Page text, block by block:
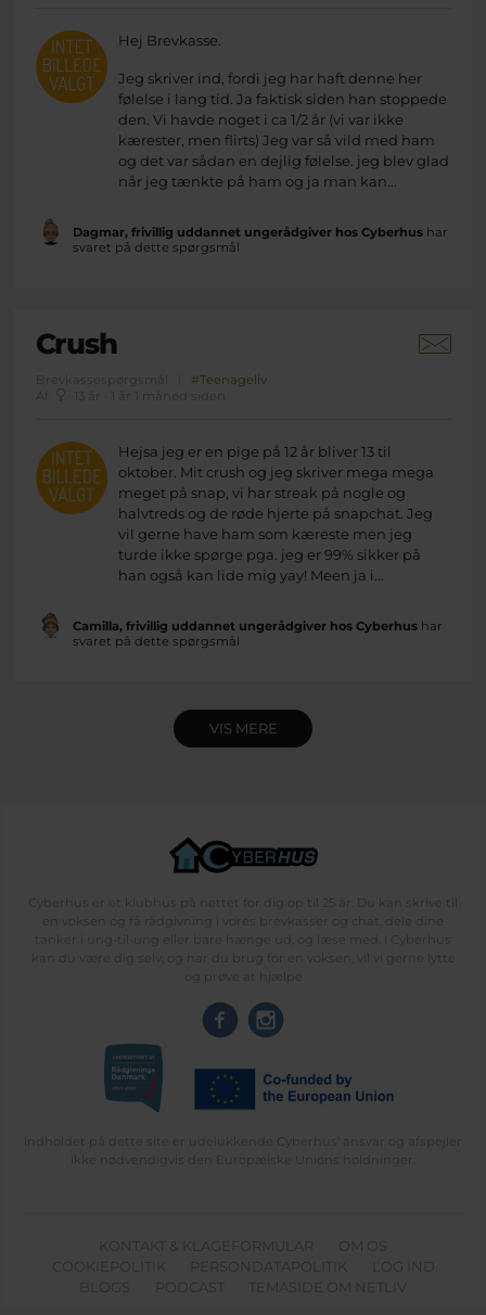
Hej Brevkasse.
Jeg skriver ind, fordi jeg har haft denne her
følelse i lang tid. Ja faktisk siden han stoppede
den. Vi havde noget i ca 1/2 år (vi var ikke
kærester, men flirts) Jeg var så vild med ham
og det var sådan en dejlig følelse. jeg blev glad
når jeg tænkte på ham og ja man kan...
Dagmar, frivillig uddannet ungerådgiver hos Cyberhushar
svaret på dette spørgsmål
Crush
Brevkassespørgsmål
#Teenageliv
Af
Hejsa jeg er en pige på 12 år bliver 13 til
oktober. Mit crush og jeg skriver mega mega
meget på snap, vi har streak på nogle og
halvtreds og de røde hjerte på snapchat. Jeg
vil gerne have ham som kæreste men jeg
turde ikke spørge pga. jeg er 99% sikker på
han også kan lide mig yay! Meen ja i...
Camilla, frivillig uddannet ungerådgiver hos Cyberhushar
svaret på dette spørgsmål
VIS MERE
Cyberhus er et klubhus på nettet for dig op til 25 år. Du kan skrive til
en voksen og få rådgivning i vores brevkasser og chat, dele dine
tanker i ung-til-ung eller bare hænge ud, og læse med. I Cyberhus
kan du være dig selv, og har du brug for en voksen, vil vi gerne lytte
og prøve at hjælpe
Indholdet på dette site er udelukkende Cyberhus' ansvar og afspejler
ikke nødvendigvis den Europæiske Unions holdninger.
KONTAKT & KLAGEFORMULAR
OM OS
COOKIEPOLITIK
PERSONDATAPOLITIK
LOG IND
BLOGS
PODCAST TEMASIDE OM NETLIV